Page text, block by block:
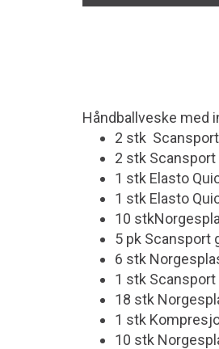
Håndballveske med
2 stk
2 stk
1 stk Elasto
1 stk Elasto
10
5 pk Scansport
6 stk
1 stk
18 stk
1 stk
10 stk